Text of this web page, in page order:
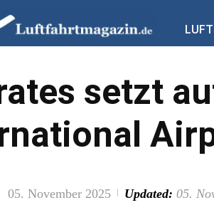
setzt
05. November 2025 Updated: 05.